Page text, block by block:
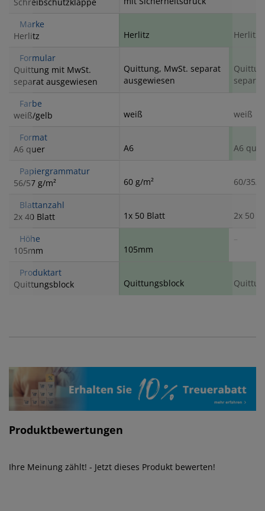
Marke
Herlitz
Herlitz Herlitz
Formular
Quittung mit MwSt.
separat ausgewiesen
Quittung, MwSt. separat
ausgewiesen
Farbe
weiß/gelb
weiß weiß
Format
A6 quer
A6 A6 quer
Papiergrammatur
56/57 g/m²
60 g/m² 60/35/
Blattanzahl
2x 40 Blatt
1x 50 Blatt 2x 50
Höhe
105mm
105mm
–
Produktart
Quittungsblock
Quittungsblock
Produktbewertungen
Ihre Meinung zählt! - Jetzt dieses Produkt bewerten!